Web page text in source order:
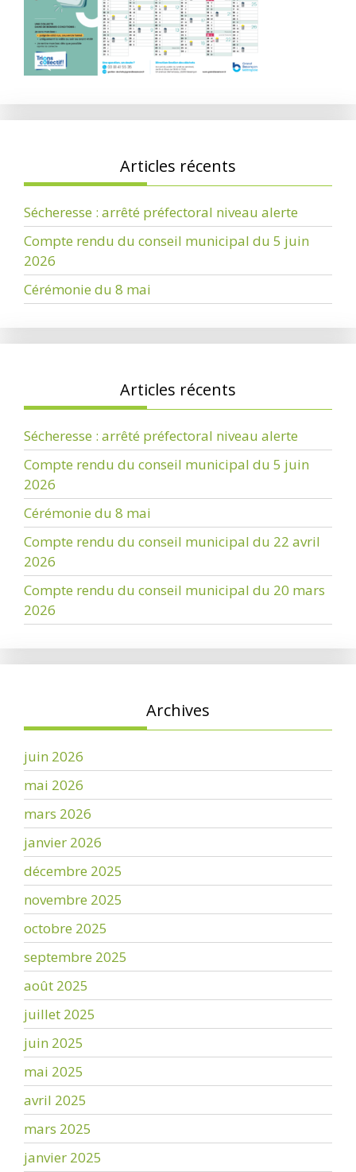
Articles récents
Sécheresse : arrêté préfectoral niveau alerte
Compte rendu du conseil municipal du 5 juin
2026
Cérémonie du 8 mai
Articles récents
Sécheresse : arrêté préfectoral niveau alerte
Compte rendu du conseil municipal du 5 juin
2026
Cérémonie du 8 mai
Compte rendu du conseil municipal du 22 avril
2026
Compte rendu du conseil municipal du 20 mars
2026
Archives
juin 2026
mai 2026
mars 2026
janvier 2026
décembre 2025
novembre 2025
octobre 2025
septembre 2025
août 2025
juillet 2025
juin 2025
mai 2025
avril 2025
mars 2025
janvier 2025